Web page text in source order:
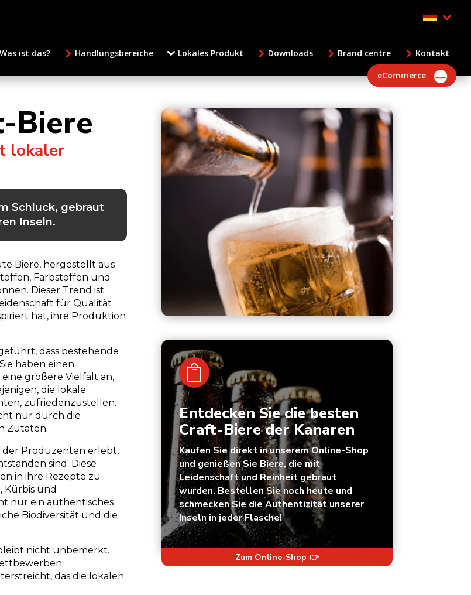
Was ist das? Handlungsbereiche Lokales Produkt Downloads Brand centre
Kontakt
eCommerce
Biere
lokaler
Schluck, gebraut
Inseln.
Biere, hergestellt aus
Farbstoffen und
Dieser Trend ist
für Qualität
hat, ihre Produktion
dass bestehende
haben einen
größere Vielfalt an,
die lokale
zufriedenzustellen.
nur durch die
Zutaten.
der Produzenten erlebt,
sind. Diese
in ihre Rezepte zu
Kürbis und
nur ein authentisches
Biodiversität und die
nicht unbemerkt.
das die lokalen

Entdecken Sie die besten
Craft-Biere der Kanaren
Kaufen Sie direkt in unserem Online-Shop
und genießen Sie Biere, die mit
Leidenschaft und Reinheit gebraut
wurden. Bestellen Sie noch heute und
schmecken Sie die Authentizität unserer
Inseln in jeder Flasche!
Zum Online-Shop 👉